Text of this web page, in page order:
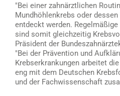
"Bei einer zahnärztlichen
Mundhöhlenkrebs oder
entdeckt werden.
sind somit gleichzeitig
Präsident der
"Bei der Prävention und
Krebserkrankungen arbeitet
eng mit dem Deutschen
und der Fachwissenschaft